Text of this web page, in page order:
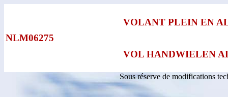
NLM06275
VOLANT PLEIN EN
VOL HANDWIELEN
Sous réserve de modifications